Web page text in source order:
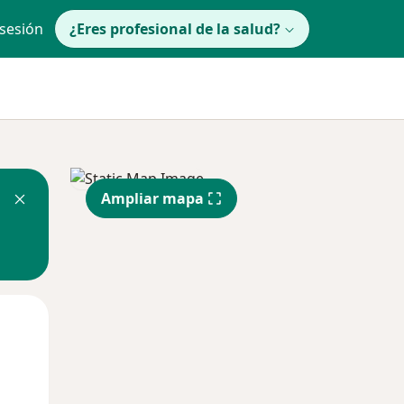
¿Eres profesional de la salud?
Ampliar mapa